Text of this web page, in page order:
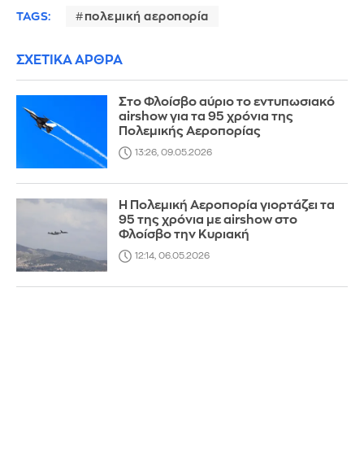
TAGS: πολεμική αεροπορία
ΣΧΕΤΙΚΑ ΑΡΘΡΑ
Στο Φλοίσβο αύριο το εντυπωσιακό
airshow για τα 95 χρόνια της
Πολεμικής Αεροπορίας
13:26, 09.05.2026
Η Πολεμική Αεροπορία γιορτάζει τα
95 της χρόνια με airshow στο
Φλοίσβο την Κυριακή
12:14, 06.05.2026